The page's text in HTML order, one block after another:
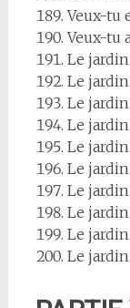
Veux-tu
Veux-tu
Le
Le
Le
Le
Le
Le
Le
Le
Le
Le